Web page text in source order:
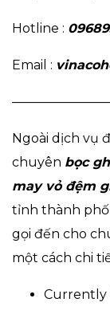
Hotline :
Email :
Ngoài dịch vụ
chuyên bọc
may vỏ đệm
tỉnh thành phố
gọi đến cho
một cách chi
Currently